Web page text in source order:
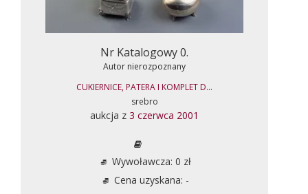
Nr Katalogowy 0.
Autor nierozpoznany
CUKIERNICE, PATERA I KOMPLET D...
srebro
aukcja z 3 czerwca 2001
Wywoławcza: 0 zł
Cena uzyskana: -